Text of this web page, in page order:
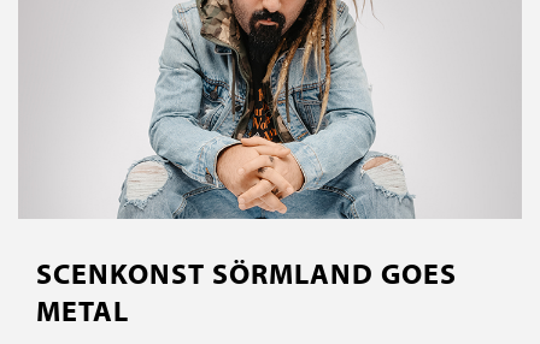
SCENKONST SÖRMLAND GOES
METAL